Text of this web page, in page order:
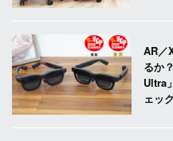
AR／
るか
Ultra
ェッ